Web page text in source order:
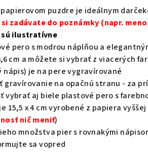
puzdre je ideálnym
zadávate do poznámky (napr.
ilustratívne
pero s modrou náplňou a
cm a môžete si vybrať z viacerých
nápis) je na pere vygravírované
gravírovanie na opačnú stranu - za
vybrať aj biele plastové pero s
15,5 x 4 cm vyrobené z papiera
nič meniť)
množstva pier s rovnakými
sa vopred